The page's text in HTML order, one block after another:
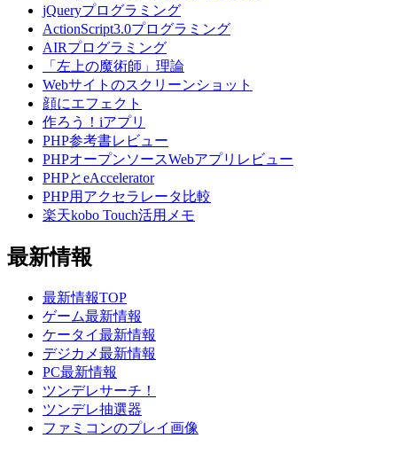
jQueryプログラミング
ActionScript3.0プログラミング
AIRプログラミング
「左上の魔術師」理論
Webサイトのスクリーンショット
顔にエフェクト
作ろう！iアプリ
PHP参考書レビュー
PHPオープンソースWebアプリレビュー
PHPとeAccelerator
PHP用アクセラレータ比較
楽天kobo Touch活用メモ
最新情報
最新情報TOP
ゲーム最新情報
ケータイ最新情報
デジカメ最新情報
PC最新情報
ツンデレサーチ！
ツンデレ抽選器
ファミコンのプレイ画像